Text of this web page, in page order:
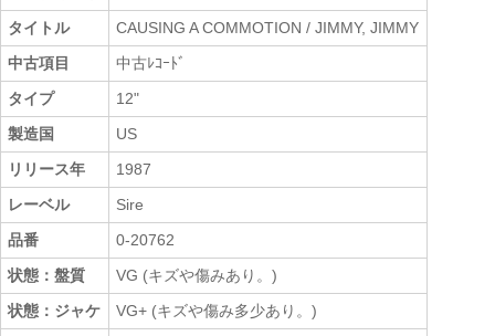
タイトル
CAUSING A COMMOTION / JIMMY, JIMMY
中古項目
中古ﾚｺｰﾄﾞ
タイプ
12"
製造国
US
リリース年
1987
レーベル
Sire
品番
0-20762
状態：盤質
VG (キズや傷みあり。)
状態：ジャケ
VG+ (キズや傷み多少あり。)